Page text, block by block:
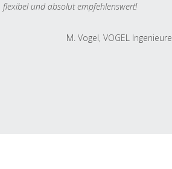
flexibel und absolut empfehlenswert!
M. Vogel, VOGEL Ingenieure